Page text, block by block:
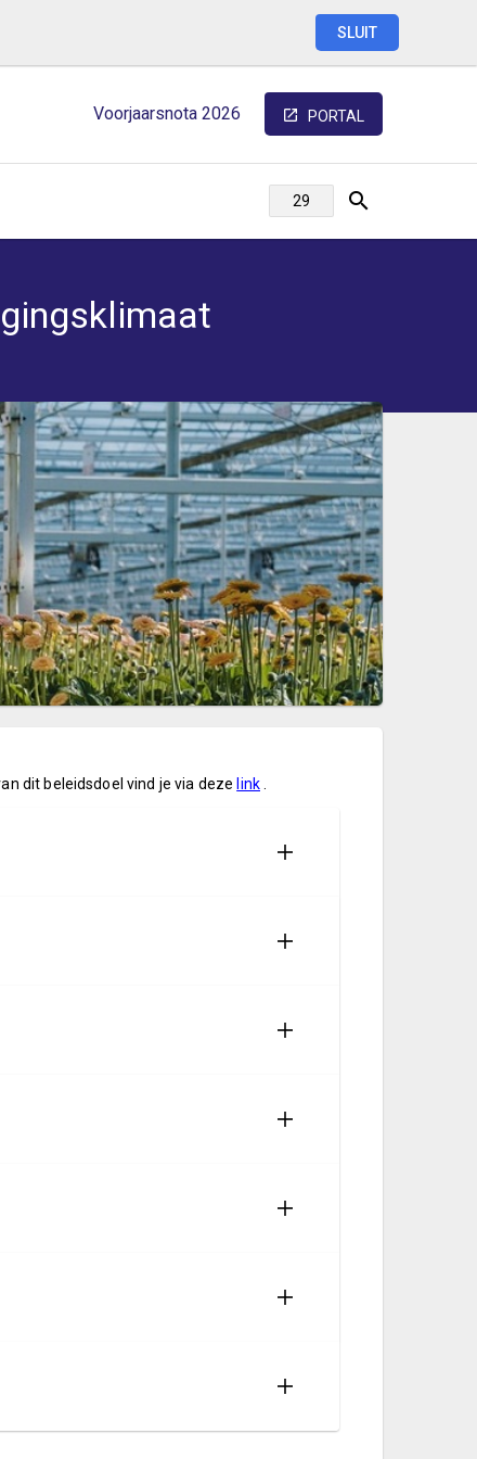
SLUIT
Voorjaarsnota 2026 PORTAL
dit beleidsdoel vind je via deze link